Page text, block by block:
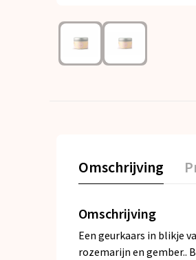
Omschrijving
Omschrijving
Een geurkaars in blikje
rozemarijn en gember..